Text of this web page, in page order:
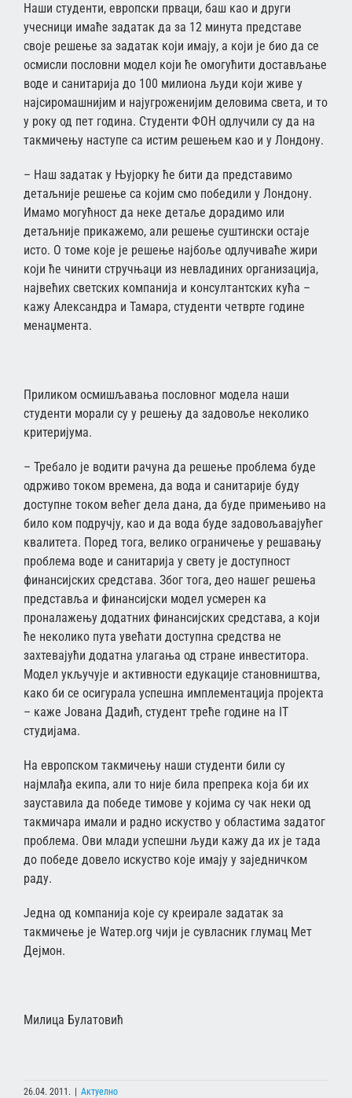
Наши студенти, европски прваци, баш као и други
учесници имаће задатак да за 12 минута представе
своје решење за задатак који имају, а који је био да се
осмисли пословни модел који ће омогућити достављање
воде и санитарија до 100 милиона људи који живе у
најсиромашнијим и најугроженијим деловима света, и то
у року од пет година. Студенти ФОН одлучили су да на
такмичењу наступе са истим решењем као и у Лондону.
– Наш задатак у Њујорку ће бити да представимо
детаљније решење са којим смо победили у Лондону.
Имамо могућност да неке детаље дорадимо или
детаљније прикажемо, али решење суштински остаје
исто. О томе које је решење најбоље одлучиваће жири
који ће чинити стручњаци из невладиних организација,
највећих светских компанија и консултантских кућа –
кажу Александра и Тамара, студенти четврте године
менаџмента.
Приликом осмишљавања пословног модела наши
студенти морали су у решењу да задовоље неколико
критеријума.
– Требало је водити рачуна да решење проблема буде
одрживо током времена, да вода и санитарије буду
доступне током већег дела дана, да буде примењиво на
било ком подручју, као и да вода буде задовољавајућег
квалитета. Поред тога, велико ограничење у решавању
проблема воде и санитарија у свету је доступност
финансијских средстава. Због тога, део нашег решења
представља и финансијски модел усмерен ка
проналажењу додатних финансијских средстава, а који
ће неколико пута увећати доступна средства не
захтевајући додатна улагања од стране инвеститора.
Модел укључује и активности едукације становништва,
како би се осигурала успешна имплементација пројекта
– каже Јована Дадић, студент треће године на IT
студијама.
На европском такмичењу наши студенти били су
најмлађа екипа, али то није била препрека која би их
зауставила да победе тимове у којима су чак неки од
такмичара имали и радно искуство у областима задатог
проблема. Ови млади успешни људи кажу да их је тада
до победе довело искуство које имају у заједничком
раду.
Једна од компанија које су креирале задатак за
такмичење је Wатер.org чији је сувласник глумац Мет
Дејмон.
Милица Булатовић
26.04. 2011. Актуелно